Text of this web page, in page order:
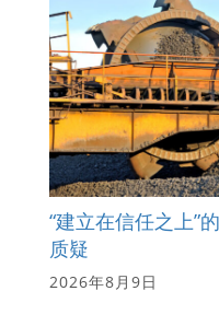
“建立在信任之上”
质疑
2026年8月9日